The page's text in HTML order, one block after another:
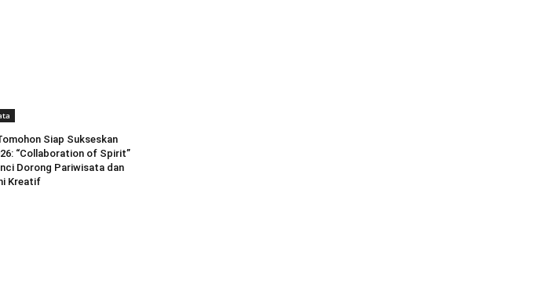
Siap Sukseskan
“Collaboration of Spirit”
Dorong Pariwisata dan
Kreatif